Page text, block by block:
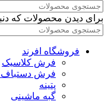
برای دیدن محصولات که
فروشگاه افرند
فرش کلاسیک
فرش دستباف
پتینه
گبه ماشینی